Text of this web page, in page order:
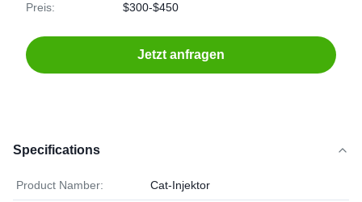
Preis: $300-$450
Jetzt anfragen
Specifications
Product Namber: Cat-Injektor